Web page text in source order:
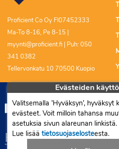
Proficient Co Oy FI07452333
Ma-To 8-16, Pe 8-15 |
myynti@proficient.fi | Puh: 050
341 0382
Tellervonkatu 10 70500 Kuopio
Evästeiden käyttö
Valitsemalla ’Hyväksyn’, hyväksyt
evästeet. Voit milloin tahansa
asetuksia sivun alareunan linkistä.
Lue lisää tietosuojaselosteesta.